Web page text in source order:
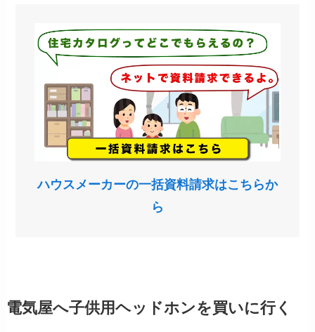
ハウスメーカーの一括資料請求はこちらか
ら
電気屋へ子供用ヘッドホンを買いに行く